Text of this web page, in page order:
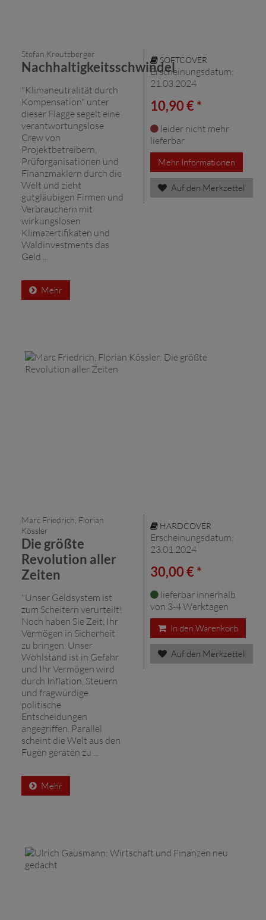
Stefan Kreutzberger
Nachhaltigkeitsschwindel
"Klimaneutralität durch
Kompensation" unter
dieser Flagge segelt eine
verantwortungslose
Crew von
Projektbetreibern,
Prüforganisationen und
Finanzmaklern durch die
Welt und zieht
gutgläubigen Firmen und
Verbrauchern mit
wirkungslosen
Klimazertifikaten und
Waldinvestments das
Geld ...
Mehr
SOFTCOVER
Erscheinungsdatum:
21.03.2024
10,90 € *
leider nicht mehr
lieferbar
Mehr Informationen
Auf den Merkzettel
Marc Friedrich, Florian
Kössler
Die größte
Revolution aller
Zeiten
"Unser Geldsystem ist
zum Scheitern verurteilt!
Noch haben Sie Zeit, Ihr
Vermögen in Sicherheit
zu bringen. Unser
Wohlstand ist in Gefahr
und Ihr Vermögen wird
durch Inflation, Steuern
und fragwürdige
politische
Entscheidungen
angegriffen. Parallel
scheint die Welt aus den
Fugen geraten zu ...
Mehr
HARDCOVER
Erscheinungsdatum:
23.01.2024
30,00 € *
lieferbar innerhalb
von 3-4 Werktagen
In den Warenkorb
Auf den Merkzettel